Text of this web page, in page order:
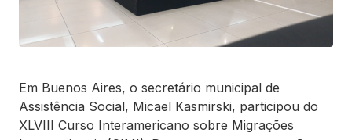
Em Buenos Aires, o secretário municipal de
Assistência Social, Micael Kasmirski, participou do
XLVIII Curso Interamericano sobre Migrações